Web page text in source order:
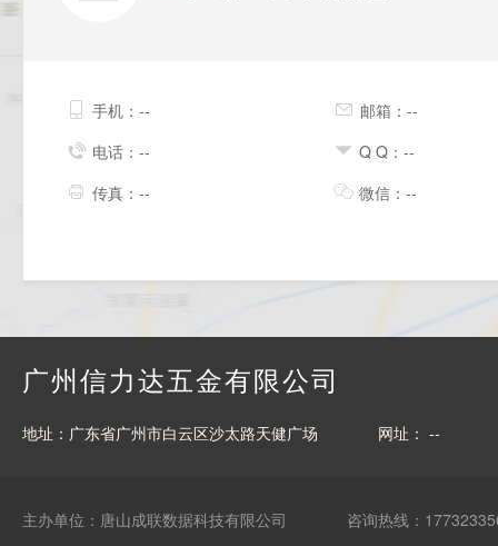
手机：--
邮箱：--
电话：--
Q Q：--
传真：--
微信：--
广州信力达五金有限公司
地址：广东省广州市白云区沙太路天健广场 网址： --
主办单位：唐山成联数据科技有限公司 咨询热线：